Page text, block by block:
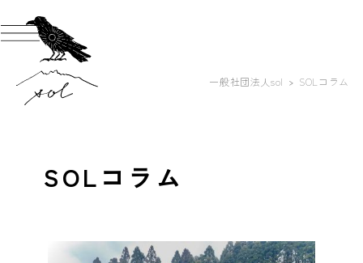
一般社団法人sol SOLコラム
SOLコラム